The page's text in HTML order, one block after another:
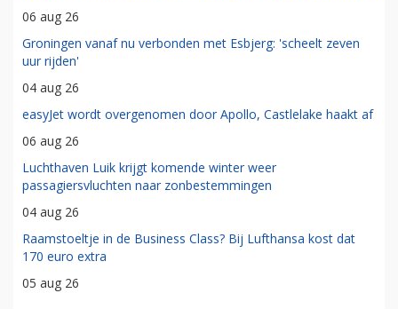
06 aug 26
Groningen vanaf nu verbonden met Esbjerg: 'scheelt zeven
uur rijden'
04 aug 26
easyJet wordt overgenomen door Apollo, Castlelake haakt af
06 aug 26
Luchthaven Luik krijgt komende winter weer
passagiersvluchten naar zonbestemmingen
04 aug 26
Raamstoeltje in de Business Class? Bij Lufthansa kost dat
170 euro extra
05 aug 26